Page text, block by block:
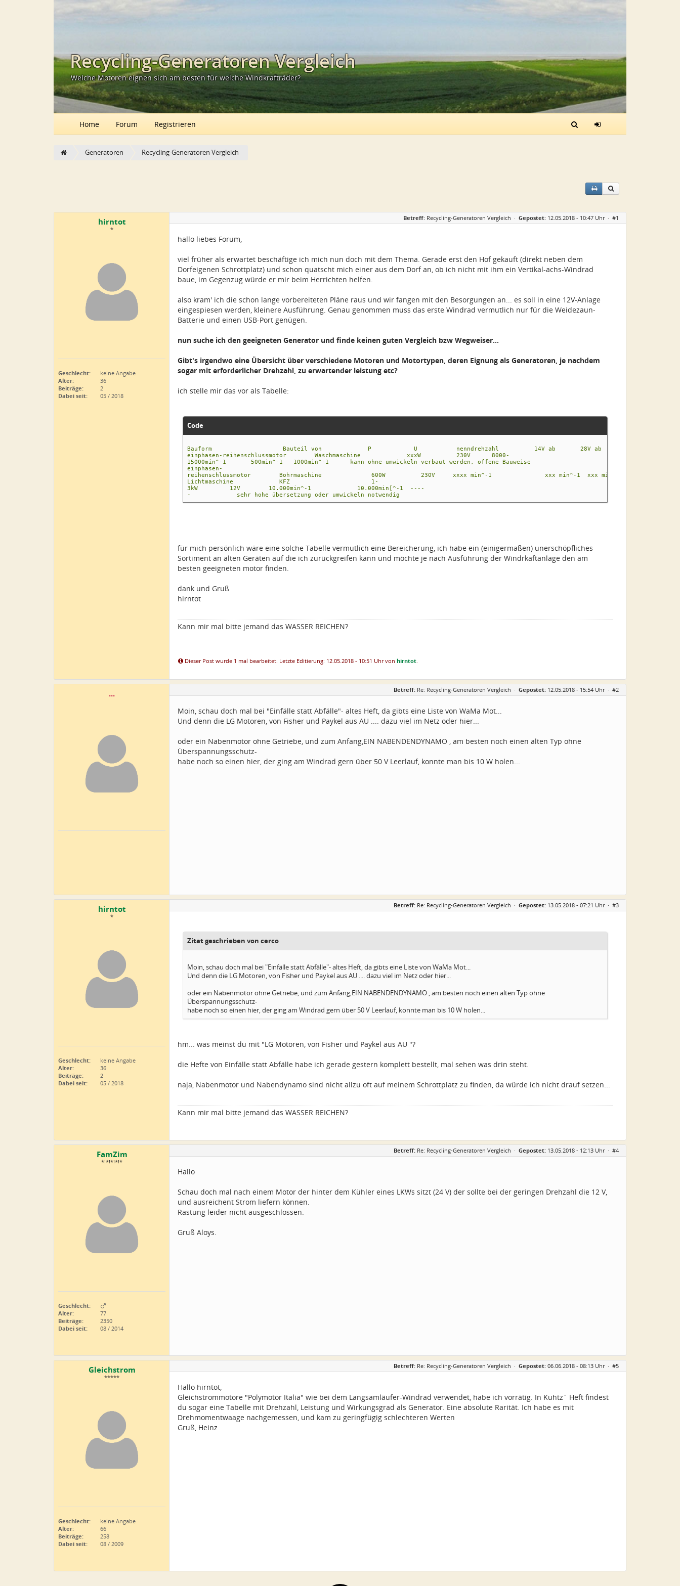
Recycling-Generatoren Vergleich
Welche Motoren eignen sich am besten für welche Windkrafträder?
Home Forum Registrieren
Generatoren Recycling-Generatoren Vergleich
hirntot
*
Geschlecht:
keine Angabe
Alter:
36
Beiträge:
2
Dabei seit:
05 / 2018
Betreff: Recycling-Generatoren Vergleich · Gepostet: 12.05.2018 - 10:47 Uhr · #1
hallo liebes Forum,
viel früher als erwartet beschäftige ich mich nun doch mit dem Thema. Gerade erst den Hof gekauft (direkt neben dem
Dorfeigenen Schrottplatz) und schon quatscht mich einer aus dem Dorf an, ob ich nicht mit ihm ein Vertikal-achs-Windrad
baue, im Gegenzug würde er mir beim Herrichten helfen.
also kram' ich die schon lange vorbereiteten Pläne raus und wir fangen mit den Besorgungen an... es soll in eine 12V-Anlage
eingespiesen werden, kleinere Ausführung. Genau genommen muss das erste Windrad vermutlich nur für die Weidezaun-
Batterie und einen USB-Port genügen.
nun suche ich den geeigneten Generator und finde keinen guten Vergleich bzw Wegweiser...
Gibt's irgendwo eine Übersicht über verschiedene Motoren und Motortypen, deren Eignung als Generatoren, je nachdem
sogar mit erforderlicher Drehzahl, zu erwartender leistung etc?
ich stelle mir das vor als Tabelle:
Code
Bauform Bauteil von P U nenndrehzahl 14V ab 28V ab
einphasen-reihenschlussmotor Waschmaschine xxxW 230V 8000-
15000min^-1 500min^-1 1000min^-1 kann ohne umwickeln verbaut werden, offene Bauweise
einphasen-
reihenschlussmotor Bohrmaschine 600W 230V xxxx min^-1 xxx min^-1 xxx min^-1 je mit Bohrmaschinengehäuse
Lichtmaschine KFZ 1-
3kW 12V 10.000min^-1 10.000min[^-1 ----
- sehr hohe übersetzung oder umwickeln notwendig
für mich persönlich wäre eine solche Tabelle vermutlich eine Bereicherung, ich habe ein (einigermaßen) unerschöpfliches
Sortiment an alten Geräten auf die ich zurückgreifen kann und möchte je nach Ausführung der Windrkaftanlage den am
besten geeigneten motor finden.
dank und Gruß
hirntot
Kann mir mal bitte jemand das WASSER REICHEN?
Dieser Post wurde 1 mal bearbeitet. Letzte Editierung: 12.05.2018 - 10:51 Uhr vonhirntot.
... Betreff: Re: Recycling-Generatoren Vergleich · Gepostet: 12.05.2018 - 15:54 Uhr · #2
Moin, schau doch mal bei "Einfälle statt Abfälle"- altes Heft, da gibts eine Liste von WaMa Mot...
Und denn die LG Motoren, von Fisher und Paykel aus AU .... dazu viel im Netz oder hier...
oder ein Nabenmotor ohne Getriebe, und zum Anfang,EIN NABENDENDYNAMO , am besten noch einen alten Typ ohne
Überspannungsschutz-
habe noch so einen hier, der ging am Windrad gern über 50 V Leerlauf, konnte man bis 10 W holen...
hirntot
*
Geschlecht:
keine Angabe
Alter:
36
Beiträge:
2
Dabei seit:
05 / 2018
Betreff: Re: Recycling-Generatoren Vergleich · Gepostet: 13.05.2018 - 07:21 Uhr · #3
Zitat geschrieben von cerco
Moin, schau doch mal bei "Einfälle statt Abfälle"- altes Heft, da gibts eine Liste von WaMa Mot...
Und denn die LG Motoren, von Fisher und Paykel aus AU .... dazu viel im Netz oder hier...
oder ein Nabenmotor ohne Getriebe, und zum Anfang,EIN NABENDENDYNAMO , am besten noch einen alten Typ ohne
Überspannungsschutz-
habe noch so einen hier, der ging am Windrad gern über 50 V Leerlauf, konnte man bis 10 W holen...
hm... was meinst du mit "LG Motoren, von Fisher und Paykel aus AU "?
die Hefte von Einfälle statt Abfälle habe ich gerade gestern komplett bestellt, mal sehen was drin steht.
naja, Nabenmotor und Nabendynamo sind nicht allzu oft auf meinem Schrottplatz zu finden, da würde ich nicht drauf setzen...
Kann mir mal bitte jemand das WASSER REICHEN?
FamZim
*!*!*!*!*
Geschlecht:
Alter:
77
Beiträge:
2350
Dabei seit:
08 / 2014
Betreff: Re: Recycling-Generatoren Vergleich · Gepostet: 13.05.2018 - 12:13 Uhr · #4
Hallo
Schau doch mal nach einem Motor der hinter dem Kühler eines LKWs sitzt (24 V) der sollte bei der geringen Drehzahl die 12 V,
und ausreichent Strom liefern können.
Rastung leider nicht ausgeschlossen.
Gruß Aloys.
Gleichstrom
*****
Geschlecht:
keine Angabe
Alter:
66
Beiträge:
258
Dabei seit:
08 / 2009
Betreff: Re: Recycling-Generatoren Vergleich · Gepostet: 06.06.2018 - 08:13 Uhr · #5
Hallo hirntot,
Gleichstrommotore "Polymotor Italia" wie bei dem Langsamläufer-Windrad verwendet, habe ich vorrätig. In Kuhtz´ Heft findest
du sogar eine Tabelle mit Drehzahl, Leistung und Wirkungsgrad als Generator. Eine absolute Rarität. Ich habe es mit
Drehmomentwaage nachgemessen, und kam zu geringfügig schlechteren Werten
Gruß, Heinz